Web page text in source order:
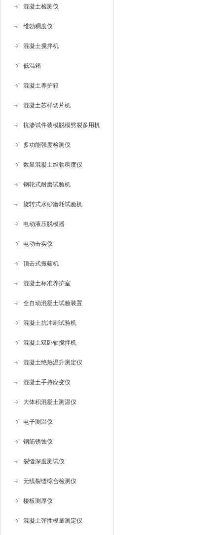
混凝土检测仪
维勃稠度仪
混凝土搅拌机
低温箱
混凝土养护箱
混凝土芯样切片机
抗渗试件装模脱模劈裂多用机
多功能强度检测仪
数显混凝土维勃稠度仪
钢轮式耐磨试验机
旋转式水砂磨耗试验机
电动液压脱模器
电动击实仪
顶击式振筛机
混凝土标准养护室
全自动混凝土试验装置
混凝土抗冲刷试验机
混凝土双卧轴搅拌机
混凝土绝热温升测定仪
混凝土手持应变仪
大体积混凝土测温仪
电子测温仪
钢筋锈蚀仪
裂缝深度测试仪
无线裂缝综合检测仪
楼板测厚仪
混凝土弹性模量测定仪